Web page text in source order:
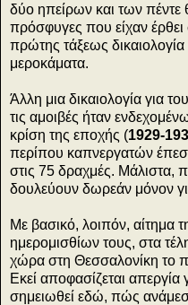
δύο ηπείρων και των
πρόσφυγες που είχαν
πρώτης τάξεως
μεροκάματα.
Άλλη μια δικαιολογία για
τις αμοιβές ήταν
κρίση της εποχής (1929-
περίπου καπνεργατών
στις 75 δραχμές. Μάλιστα,
δουλεύουν δωρεάν μόνον
Με βασικό, λοιπόν, αίτημα
ημερομισθίων τους, στα
χώρα στη Θεσσαλονίκη το
Εκεί αποφασίζεται απεργία
σημειωθεί εδώ, πώς